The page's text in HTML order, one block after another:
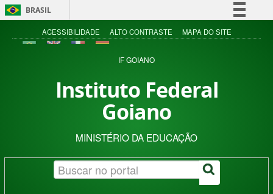
BRASIL
Simplifique!
Acesso à informação
ACESSIBILIDADE ALTO CONTRASTE MAPA DO SITE
IF GOIANO
Instituto Federal
Goiano
MINISTÉRIO DA EDUCAÇÃO